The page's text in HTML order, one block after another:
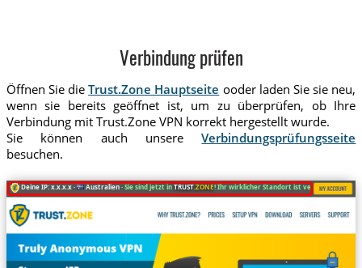
Verbindung prüfen
Öffnen Sie dieTrust.Zone Hauptseite ooder laden Sie sie neu,
wenn sie bereits geöffnet ist, um zu überprüfen, ob Ihre
Verbindung mit Trust.Zone VPN korrekt hergestellt wurde.
Sie können auch unsereVerbindungsprüfungsseite
besuchen.
Deine IP: x.x.x.x · Australien ·Sie sind jetzt inTRUST.ZONE! Ihr wirklicher Standort ist versteckt!